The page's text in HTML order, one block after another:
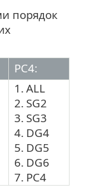
порядок
PC4:
1. ALL
2. SG2
3. SG3
4. DG4
5. DG5
6. DG6
7. PC4